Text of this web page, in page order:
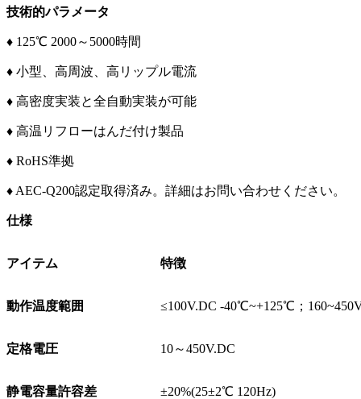
技術的パラメータ
♦ 125℃ 2000～5000時間
♦ 小型、高周波、高リップル電流
♦ 高密度実装と全自動実装が可能
♦ 高温リフローはんだ付け製品
♦ RoHS準拠
♦ AEC-Q200認定取得済み。詳細はお問い合わせください。
仕様
アイテム 特徴
動作温度範囲 ≤100V.DC -40℃~+125℃；
定格電圧 10～450V.DC
静電容量許容差 ±20%(25±2℃ 120Hz)